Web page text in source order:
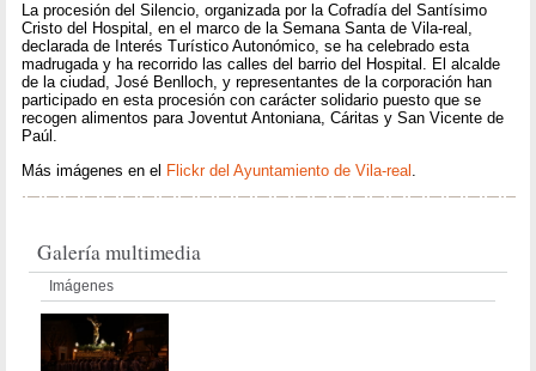
La procesión del Silencio, organizada por la Cofradía del Santísimo
Cristo del Hospital, en el marco de la Semana Santa de Vila-real,
declarada de Interés Turístico Autonómico, se ha celebrado esta
madrugada y ha recorrido las calles del barrio del Hospital. El alcalde
de la ciudad, José Benlloch, y representantes de la corporación han
participado en esta procesión con carácter solidario puesto que se
recogen alimentos para Joventut Antoniana, Cáritas y San Vicente de
Paúl.
Más imágenes en el Flickr del Ayuntamiento de Vila-real
Galería multimedia
Imágenes